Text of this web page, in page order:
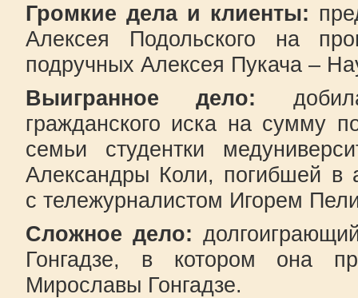
Громкие дела и клиенты:
Алексея Подольского на
подручных Алексея Пукача –
Выигранное дело:
гражданского иска на сумму
семьи студентки
Александры Коли, погибшей в
с тележурналистом Игорем
Сложное дело:
Гонгадзе, в котором она
Мирославы Гонгадзе.